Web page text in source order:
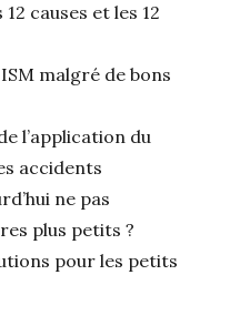
causes et les 12
malgré de bons
l’application du
accidents
ne pas
plus petits ?
pour les petits